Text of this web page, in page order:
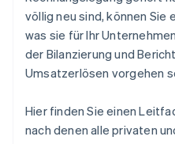
völlig neu sind, können Sie
was sie für Ihr
der Bilanzierung und
Umsatzerlösen vorgehen
Hier finden Sie einen
nach denen alle privaten